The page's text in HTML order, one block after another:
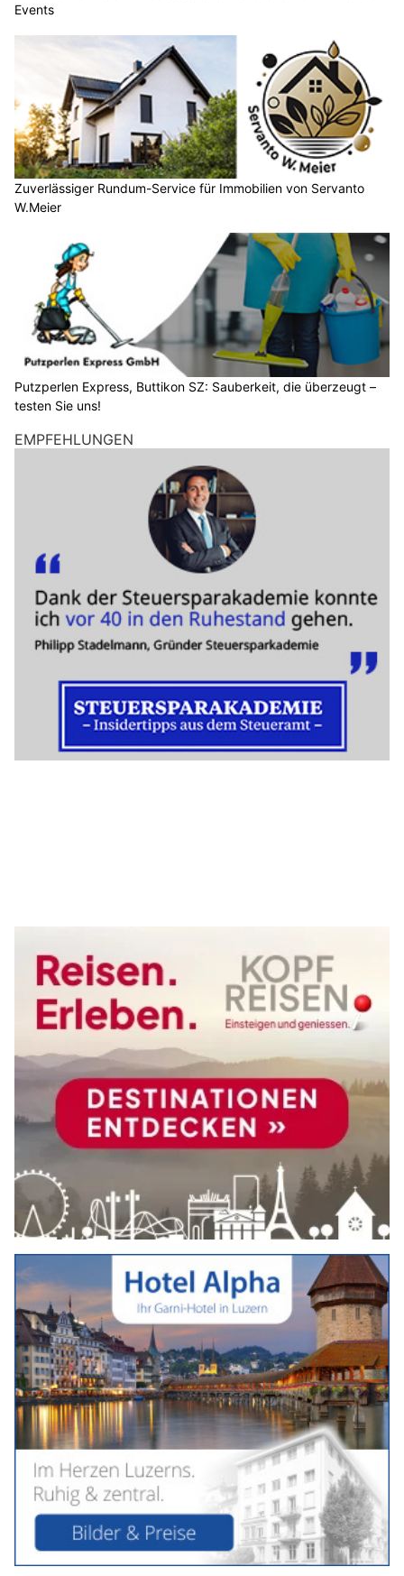
Events
Zuverlässiger Rundum-Service für Immobilien von Servanto
W.Meier
Putzperlen Express, Buttikon SZ: Sauberkeit, die überzeugt –
testen Sie uns!
EMPFEHLUNGEN